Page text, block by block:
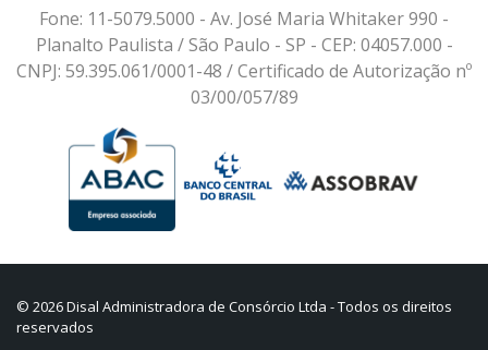
Fone: 11-5079.5000 - Av. José Maria Whitaker 990 -
Planalto Paulista / São Paulo - SP - CEP: 04057.000 -
CNPJ: 59.395.061/0001-48 / Certificado de Autorização nº
03/00/057/89
© 2026 Disal Administradora de Consórcio Ltda - Todos os direitos
reservados